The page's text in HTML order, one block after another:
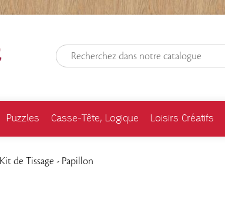
Puzzles Casse-Tête, Logique Loisirs Créatifs
Kit de Tissage - Papillon